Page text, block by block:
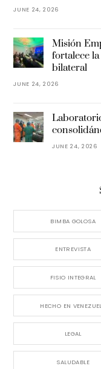
JUNE 24, 2026
Misión
fortalece
bilateral
JUNE 24, 2026
JUNE 24, 2026
BIMBA GOLOSA
ENTREVISTA
FISIO INTEGRAL
HECHO EN
LEGAL
SALUDABLE